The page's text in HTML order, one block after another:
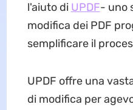
l'aiuto di UPDF- uno
modifica dei PDF
semplificare il
UPDF offre una
di modifica per